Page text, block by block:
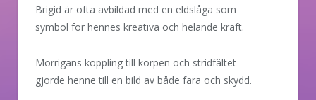
Brigid är ofta avbildad med en eldslåga som
symbol för hennes kreativa och helande kraft.
Morrigans koppling till korpen och stridfältet
gjorde henne till en bild av både fara och skydd.